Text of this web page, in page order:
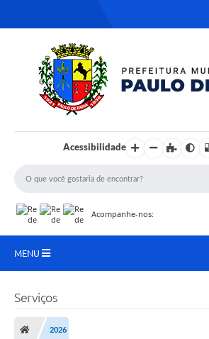
Acessibilidade
Acompanhe-nos:
MENU
Serviços
2026